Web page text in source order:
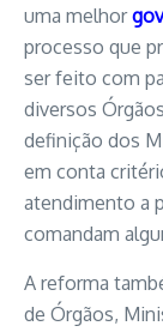
uma melhor
processo que
ser feito com
diversos
definição dos
em conta
atendimento a
comandam
A reforma
de Órgãos,